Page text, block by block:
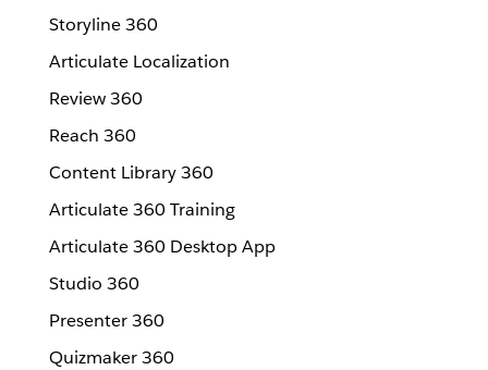
Storyline 360
Articulate Localization
Review 360
Reach 360
Content Library 360
Articulate 360 Training
Articulate 360 Desktop App
Studio 360
Presenter 360
Quizmaker 360